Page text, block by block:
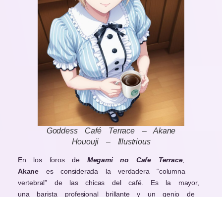
Goddess Café Terrace – Akane
Hououji – Illustrious
En los foros de Megami no Cafe Terrace,
Akane es considerada la verdadera “columna
vertebral” de las chicas del café. Es la mayor,
una barista profesional brillante y un genio de